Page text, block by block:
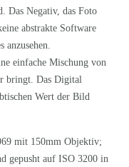
Das Negativ, das Foto
abstrakte Software
einfache Mischung von
bringt. Das Digital
Wert der Bild
mit 150mm Objektiv;
gepusht auf ISO 3200 in